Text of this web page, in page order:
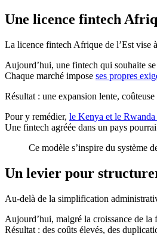
Une licence fintech
La licence fintech Afrique de l’Est vise
Aujourd’hui, une fintech qui souhaite
Chaque marché impose ses propres
Résultat : une expansion lente,
Pour y remédier, le Kenya et le
Une fintech agréée dans un pays
Ce modèle s’inspire du système
Un levier pour
Au-delà de la simplification
Aujourd’hui, malgré la croissance de la
Résultat : des coûts élevés, des